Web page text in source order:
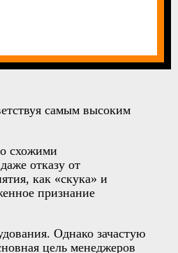
самым высоким
схожими
отказу от
как «скука» и
признание
Однако зачастую
цель менеджеров